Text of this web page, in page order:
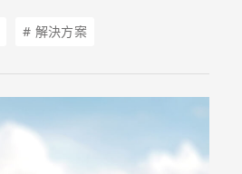
# 解決方案